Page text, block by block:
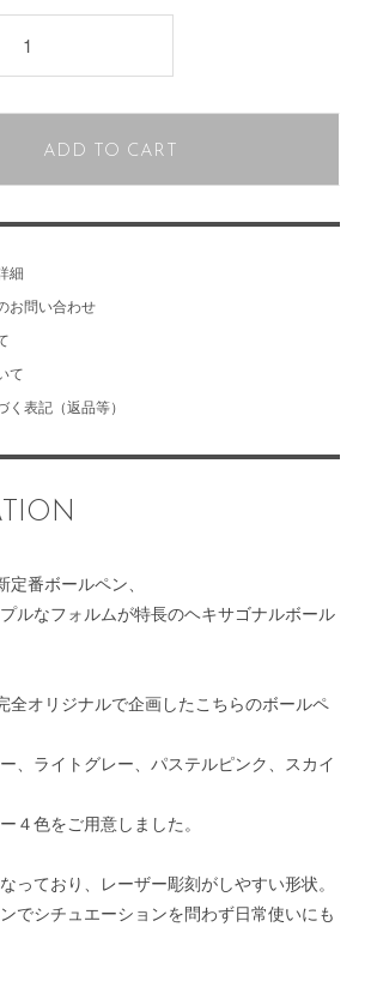
ADD TO CART
細
お問い合わせ
て
く表記（返品等）
定番ボールペン、
ルなフォルムが特長のヘキサゴナルボール
全オリジナルで企画したこちらのボールペ
、ライトグレー、パステルピンク、スカイ
４色をご用意しました。
っており、レーザー彫刻がしやすい形状。
でシチュエーションを問わず日常使いにも